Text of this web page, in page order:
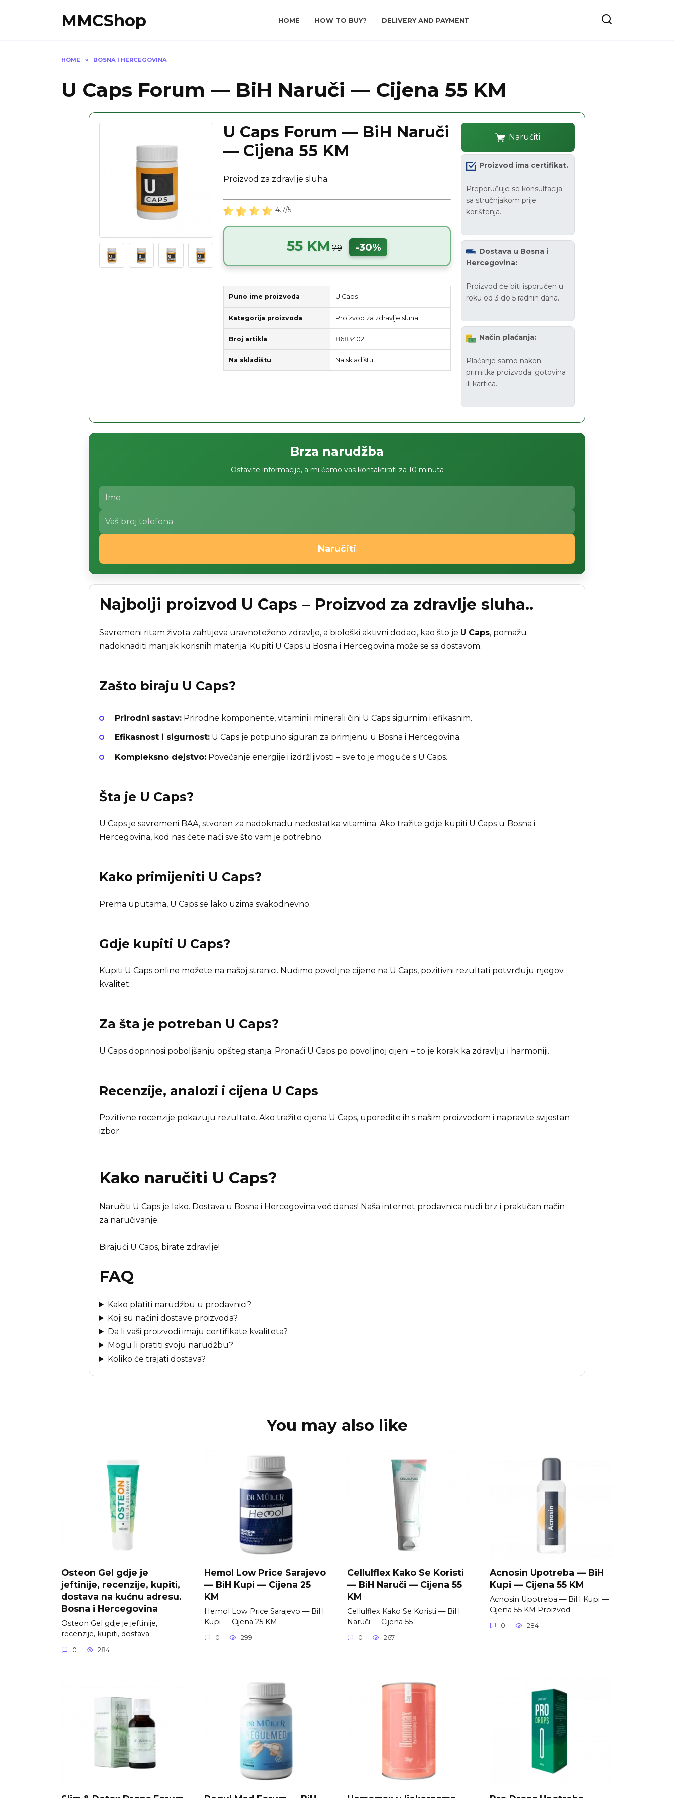
MMCShop HOME HOW TO BUY? DELIVERY AND PAYMENT
HOME » BOSNA I HERCEGOVINA
U Caps Forum — BiH Naruči — Cijena 55 KM
U Caps Forum — BiH Naruči
— Cijena 55 KM
Proizvod za zdravlje sluha.
4.7/5
55 KM 79 -30%
Puno ime proizvoda U Caps
Kategorija proizvoda Proizvod za zdravlje sluha.
Broj artikla 8683402
Na skladištu Na skladištu
Naručiti
Proizvod ima certifikat.
Preporučuje se konsultacija
sa stručnjakom prije
korištenja.
Dostava u Bosna i
Hercegovina:
Proizvod će biti isporučen u
roku od 3 do 5 radnih dana.
Način plaćanja:
Plaćanje samo nakon
primitka proizvoda: gotovina
ili kartica.
Brza narudžba
Ostavite informacije, a mi ćemo vas kontaktirati za 10 minuta
Naručiti
Najbolji proizvod U Caps – Proizvod za zdravlje sluha..
Savremeni ritam života zahtijeva uravnoteženo zdravlje, a biološki aktivni dodaci, kao što je U Caps, pomažu
nadoknaditi manjak korisnih materija. Kupiti U Caps u Bosna i Hercegovina može se sa dostavom.
Zašto biraju U Caps?
Prirodni sastav:Prirodne komponente, vitamini i minerali čini U Caps sigurnim i efikasnim.
Efikasnost i sigurnost:U Caps je potpuno siguran za primjenu u Bosna i Hercegovina.
Kompleksno dejstvo:Povećanje energije i izdržljivosti – sve to je moguće s U Caps.
Šta je U Caps?
U Caps je savremeni BAA, stvoren za nadoknadu nedostatka vitamina. Ako tražite gdje kupiti U Caps u Bosna i
Hercegovina, kod nas ćete naći sve što vam je potrebno.
Kako primijeniti U Caps?
Prema uputama, U Caps se lako uzima svakodnevno.
Gdje kupiti U Caps?
Kupiti U Caps online možete na našoj stranici. Nudimo povoljne cijene na U Caps, pozitivni rezultati potvrđuju njegov
kvalitet.
Za šta je potreban U Caps?
U Caps doprinosi poboljšanju opšteg stanja. Pronaći U Caps po povoljnoj cijeni – to je korak ka zdravlju i harmoniji.
Recenzije, analozi i cijena U Caps
Pozitivne recenzije pokazuju rezultate. Ako tražite cijena U Caps, uporedite ih s našim proizvodom i napravite svijestan
izbor.
Kako naručiti U Caps?
Naručiti U Caps je lako. Dostava u Bosna i Hercegovina već danas! Naša internet prodavnica nudi brz i praktičan način
za naručivanje.
Birajući U Caps, birate zdravlje!
FAQ
Kako platiti narudžbu u prodavnici?
Koji su načini dostave proizvoda?
Da li vaši proizvodi imaju certifikate kvaliteta?
Mogu li pratiti svoju narudžbu?
Koliko će trajati dostava?
You may also like
Osteon Gel gdje je
jeftinije, recenzije, kupiti,
dostava na kućnu adresu.
Bosna i Hercegovina
Osteon Gel gdje je jeftinije,
recenzije, kupiti, dostava
0 284
Hemol Low Price Sarajevo
— BiH Kupi — Cijena 25
KM
Hemol Low Price Sarajevo — BiH
Kupi — Cijena 25 KM
0 299
Cellulflex Kako Se Koristi
— BiH Naruči — Cijena 55
KM
Cellulflex Kako Se Koristi — BiH
Naruči — Cijena 55
0 267
Acnosin Upotreba — BiH
Kupi — Cijena 55 KM
Acnosin Upotreba — BiH Kupi —
Cijena 55 KM Proizvod
0 284